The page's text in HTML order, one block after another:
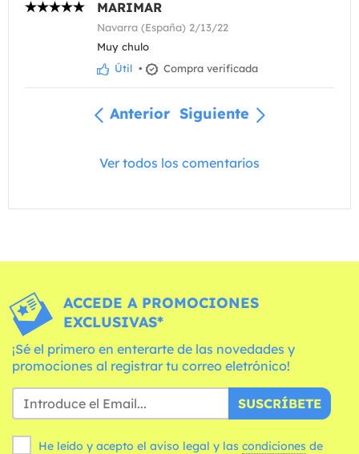
MARIMAR
Navarra (España) 2/13/22
Muy chulo
Útil • Compra verificada
Anterior Siguiente
Ver todos los comentarios
ACCEDE A PROMOCIONES
EXCLUSIVAS*
¡Sé el primero en enterarte de las novedades y
promociones al registrar tu correo eletrónico!
SUSCRÍBETE
He leído y acepto el aviso legal y las condiciones